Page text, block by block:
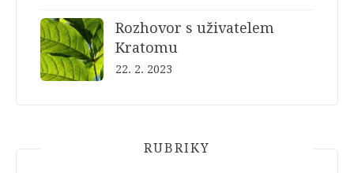
Rozhovor s uživatelem
Kratomu
22. 2. 2023
RUBRIKY